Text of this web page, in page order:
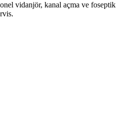
vidanjör, kanal açma ve foseptik